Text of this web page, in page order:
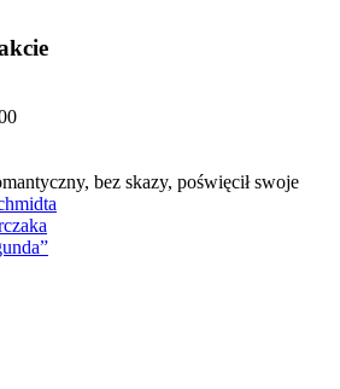
bez skazy, poświęcił swoje